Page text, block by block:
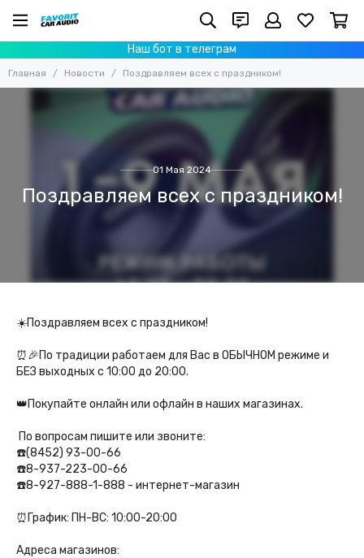
Наш бот в телеграм
Главная Новости Поздравляем всех с праздником!
01 Мая 2024
Поздравляем всех с праздником!
☀️Поздравляем всех с праздником!
⏰🎉По традиции работаем для Вас в ОБЫЧНОМ режиме и
БЕЗ выходных с 10:00 до 20:00.
👑Покупайте онлайн или офлайн в наших магазинах.
По вопросам пишите или звоните:
☎️(8452) 93-00-66
☎️8-937-223-00-66
☎️8-927-888-1-888 - интернет-магазин
⏰График: ПН-ВС: 10:00-20:00
Адреса магазинов: